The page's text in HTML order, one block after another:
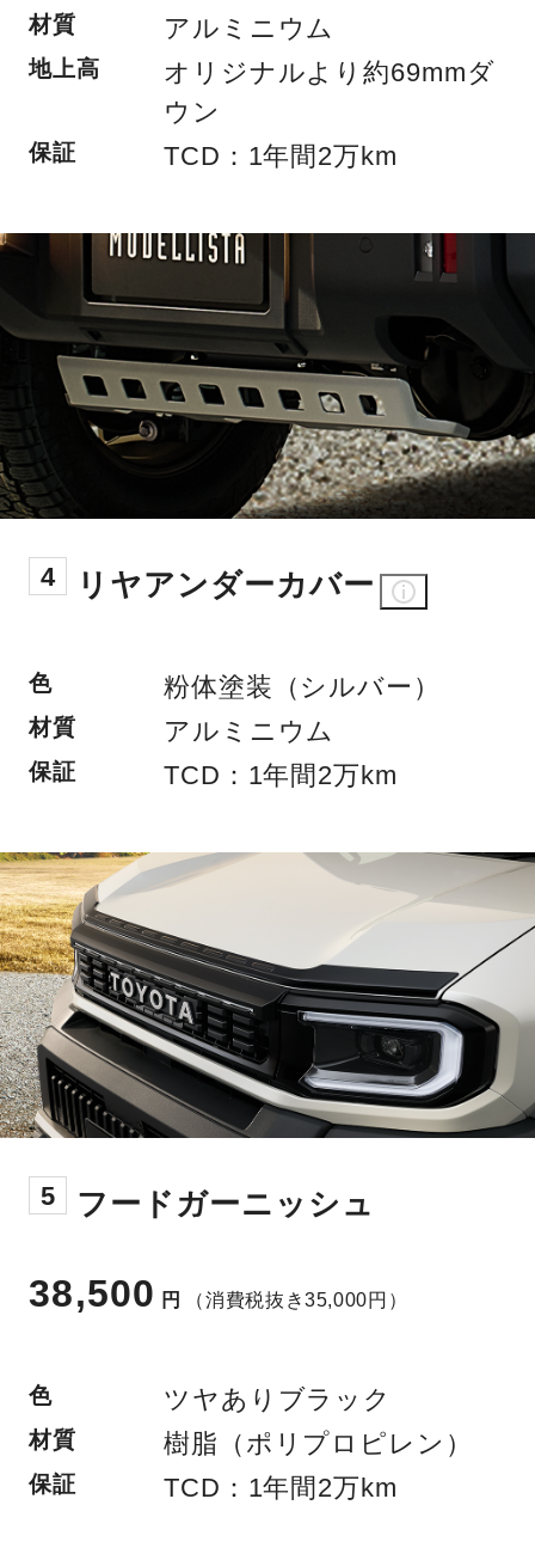
材質 アルミニウム
地上高
オリジナルより約69mmダ
ウン
保証 TCD：1年間2万km
4 リヤアンダーカバー
色 粉体塗装（シルバー）
材質 アルミニウム
保証 TCD：1年間2万km
5 フードガーニッシュ
38,500 円 （消費税抜き35,000円）
色 ツヤありブラック
材質 樹脂（ポリプロピレン）
保証 TCD：1年間2万km